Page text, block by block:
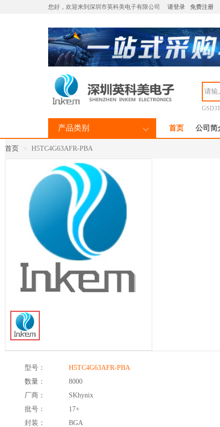
您好，欢迎来到深圳市英科美电子有限公司 请登录 免费注册
产品类别 首页 公司简
首页 H5TC4G63AFR-PBA
型号：
H5TC4G63AFR-PBA
数量：
8000
厂商：
SKhynix
批号：
17+
封装：
BGA